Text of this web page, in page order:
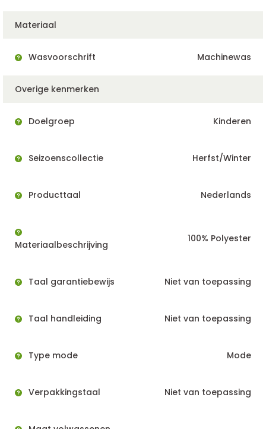
Materiaal
Wasvoorschrift Machinewas
Overige kenmerken
Doelgroep Kinderen
Seizoenscollectie Herfst/Winter
Producttaal Nederlands
Materiaalbeschrijving
100% Polyester
Taal garantiebewijs Niet van toepassing
Taal handleiding Niet van toepassing
Type mode Mode
Verpakkingstaal Niet van toepassing